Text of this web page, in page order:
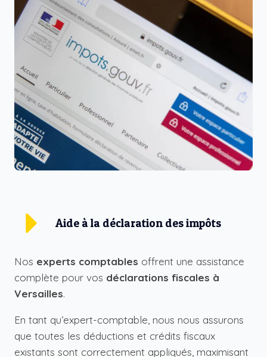
Aide à la déclaration des impôts
Nos experts comptables offrent une assistance
complète pour vos déclarations fiscales à
Versailles.
En tant qu’expert-comptable, nous nous assurons
que toutes les déductions et crédits fiscaux
existants sont correctement appliqués, maximisant